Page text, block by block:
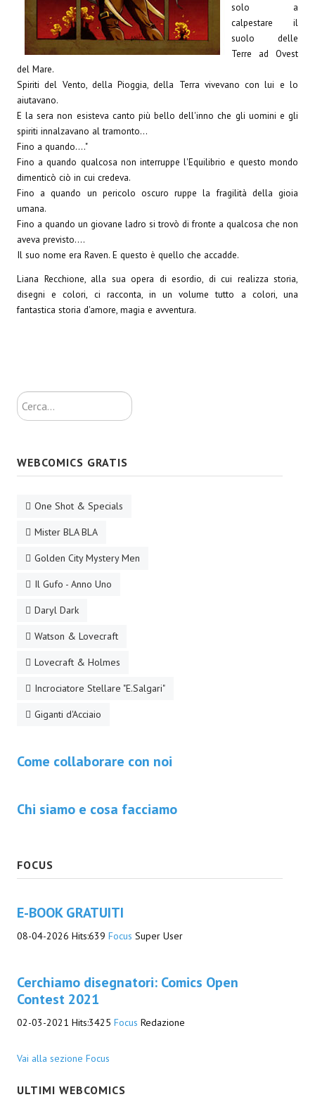
Fumetti
Gli Albi di Occidente
DownLoad
I Classici del Fumetto Indipendente
Lettera 33
mYthoS
Prisma
PTP
yKronos
American Milestone
Riviste e Speciali
Be Side
Solaris*
Saggistica
#KM0
E-BOOK & WEBCOMICS
Daryl Dark
Watson & Lovecraft
TenCentsVerso
Golden City Mystery Men
Zeldamalincony
Borley Rectory Club
solo a
calpestare il
suolo delle
Terre ad Ovest
del Mare.
Spiriti del Vento, della Pioggia, della Terra vivevano con lui e lo
aiutavano.
E la sera non esisteva canto più bello dell'inno che gli uomini e gli
spiriti innalzavano al tramonto...
Fino a quando...."
Fino a quando qualcosa non interruppe l'Equilibrio e questo mondo
dimenticò ciò in cui credeva.
Fino a quando un pericolo oscuro ruppe la fragilità della gioia
umana.
Fino a quando un giovane ladro si trovò di fronte a qualcosa che non
aveva previsto....
Il suo nome era Raven. E questo è quello che accadde.
Liana Recchione, alla sua opera di esordio, di cui realizza storia,
disegni e colori, ci racconta, in un volume tutto a colori, una
fantastica storia d'amore, magia e avventura.
Cerca...
WEBCOMICS GRATIS
One Shot & Specials
Mister BLA BLA
Golden City Mystery Men
Il Gufo - Anno Uno
Daryl Dark
Watson & Lovecraft
Lovecraft & Holmes
Incrociatore Stellare "E.Salgari"
Giganti d'Acciaio
Come collaborare con noi
Chi siamo e cosa facciamo
FOCUS
E-BOOK GRATUITI
08-04-2026 Hits:639 Focus Super User
Cerchiamo disegnatori: Comics Open
Contest 2021
02-03-2021 Hits:3425 Focus Redazione
Vai alla sezione Focus
ULTIMI WEBCOMICS